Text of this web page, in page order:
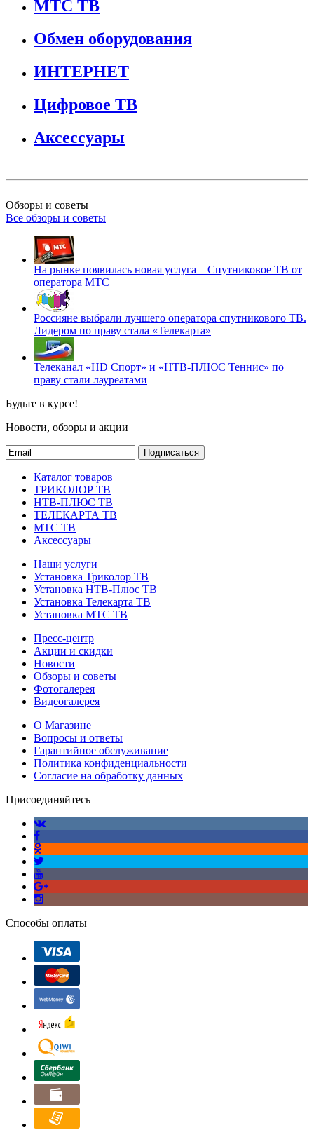
МТС ТВ
Обмен оборудования
ИНТЕРНЕТ
Цифровое ТВ
Аксессуары
Обзоры и советы
Все обзоры и советы
На рынке появилась новая услуга – Спутниковое ТВ от
оператора МТС
Россияне выбрали лучшего оператора спутникового ТВ.
Лидером по праву стала «Телекарта»
Телеканал «HD Спорт» и «НТВ-ПЛЮС Теннис» по
праву стали лауреатами
Будьте в курсе!
Новости, обзоры и акции
Подписаться
Каталог товаров
ТРИКОЛОР ТВ
НТВ-ПЛЮС ТВ
ТЕЛЕКАРТА ТВ
МТС ТВ
Аксессуары
Наши услуги
Установка Триколор ТВ
Установка НТВ-Плюс ТВ
Установка Телекарта ТВ
Установка МТС ТВ
Пресс-центр
Акции и скидки
Новости
Обзоры и советы
Фотогалерея
Видеогалерея
О Магазине
Вопросы и ответы
Гарантийное обслуживание
Политика конфиденциальности
Согласие на обработку данных
Присоединяйтесь
Способы оплаты